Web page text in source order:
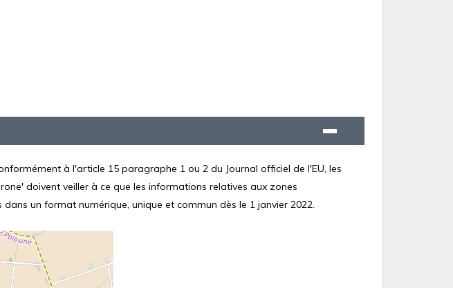
à l'article 15 paragraphe 1 ou 2 du Journal officiel de l'EU, les
doivent veiller à ce que les informations relatives aux zones
un format numérique, unique et commun dès le 1 janvier 2022.